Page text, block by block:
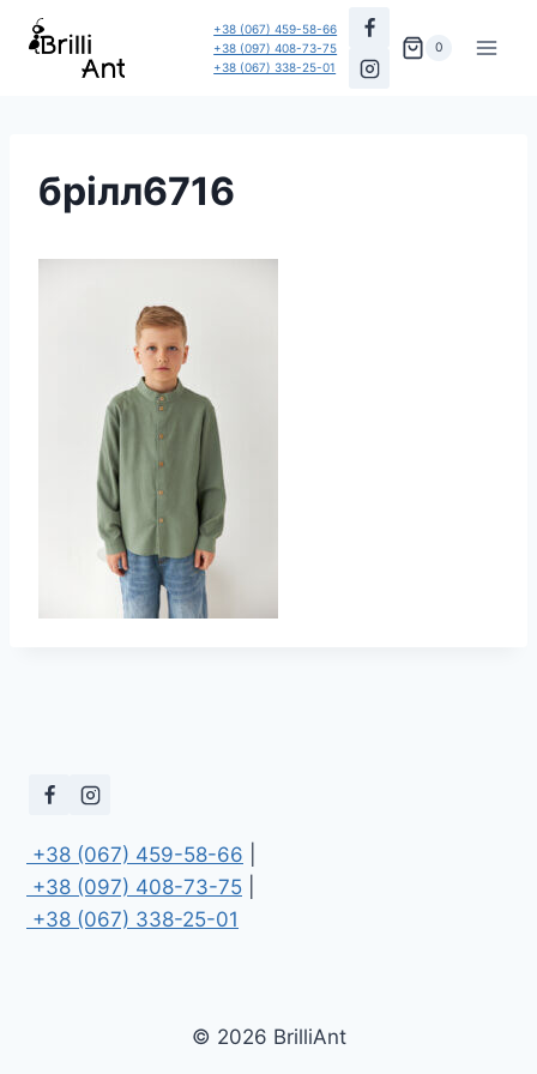
Перейти
+38 (067) 459-58-66
+38 (097) 408-73-75
+38 (067) 338-25-01
0
брілл6716
+38 (067) 459-58-66
+38 (097) 408-73-75
+38 (067) 338-25-01
© 2026 BrilliAnt